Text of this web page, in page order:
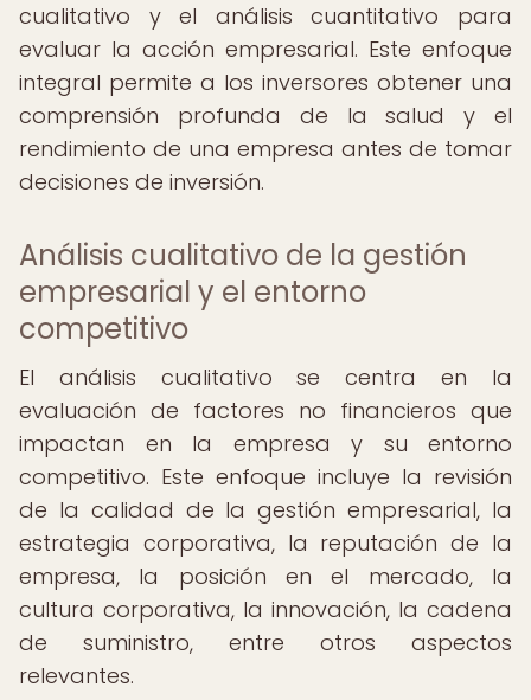
cualitativo y el análisis cuantitativo para
evaluar la acción empresarial. Este enfoque
integral permite a los inversores obtener una
comprensión profunda de la salud y el
rendimiento de una empresa antes de tomar
decisiones de inversión.
Análisis cualitativo de la gestión
empresarial y el entorno
competitivo
El análisis cualitativo se centra en la
evaluación de factores no financieros que
impactan en la empresa y su entorno
competitivo. Este enfoque incluye la revisión
de la calidad de la gestión empresarial, la
estrategia corporativa, la reputación de la
empresa, la posición en el mercado, la
cultura corporativa, la innovación, la cadena
de suministro, entre otros aspectos
relevantes.